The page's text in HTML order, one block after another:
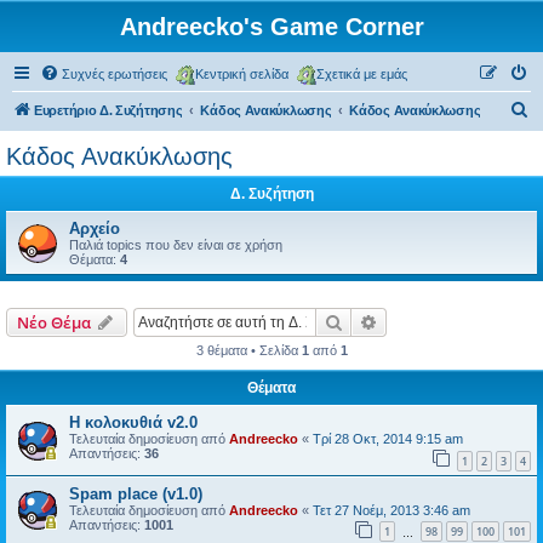
Andreecko's Game Corner
Συχνές ερωτήσεις Κεντρική σελίδα Σχετικά με εμάς
Ευρετήριο Δ. Συζήτησης Κάδος Ανακύκλωσης Κάδος Ανακύκλωσης
η
Κάδος Ανακύκλωσης
Δ. Συζήτηση
Αρχείο
Παλιά topics που δεν είναι σε χρήση
Θέματα: 4
Νέο Θέμα Αναζήτηση
3 θέματα • Σελίδα 1 από 1
Θέματα
Η κολοκυθιά v2.0
Τελευταία δημοσίευση από Andreecko « Τρί 28 Οκτ, 2014 9:15 am
Απαντήσεις: 36 1 2 3 4
Spam place (v1.0)
Τελευταία δημοσίευση από Andreecko « Τετ 27 Νοέμ, 2013 3:46 am
Απαντήσεις: 1001 1 98 99 100 101